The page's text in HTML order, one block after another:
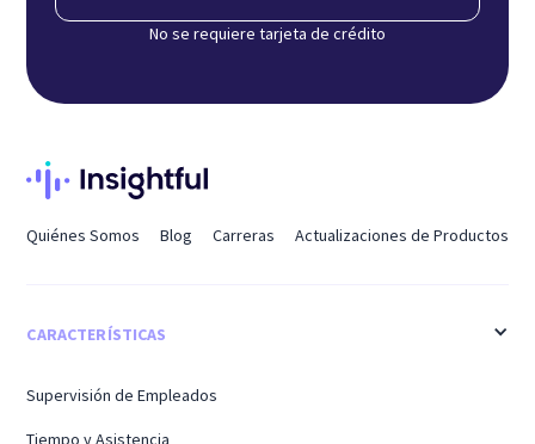
No se requiere tarjeta de crédito
Quiénes Somos Blog Carreras Actualizaciones de Productos
CARACTERÍSTICAS
Supervisión de Empleados
Tiempo y Asistencia